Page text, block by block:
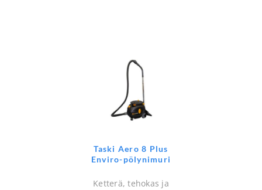
Taski Aero 8 Plus
Enviro-pölynimuri
Ketterä, tehokas ja